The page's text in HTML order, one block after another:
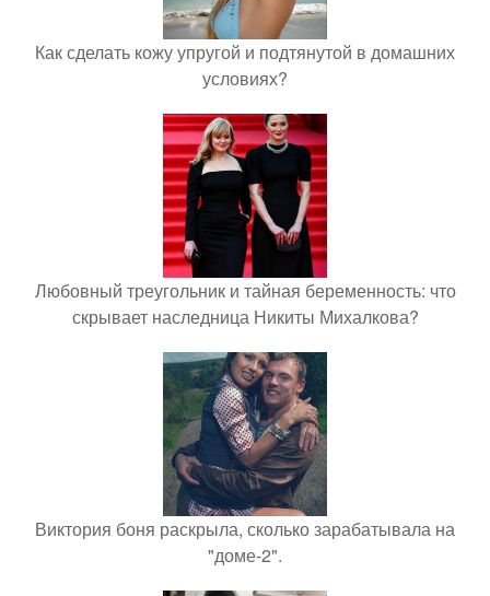
Как сделать кожу упругой и подтянутой в домашних
условиях?
Любовный треугольник и тайная беременность: что
скрывает наследница Никиты Михалкова?
Виктория боня раскрыла, сколько зарабатывала на
"доме-2".